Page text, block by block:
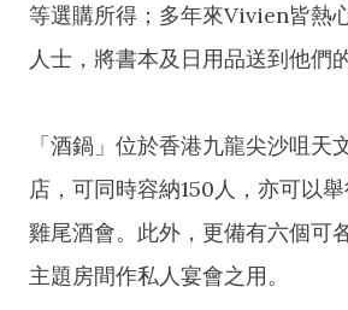
等選購所得；多年來Vivien皆熱
人士，將書本及日用品送到他們
「酒鍋」位於香港九龍尖沙咀天
店，可同時容納150人，亦可以
雞尾酒會。此外，更備有六個可
主題房間作私人宴會之用。